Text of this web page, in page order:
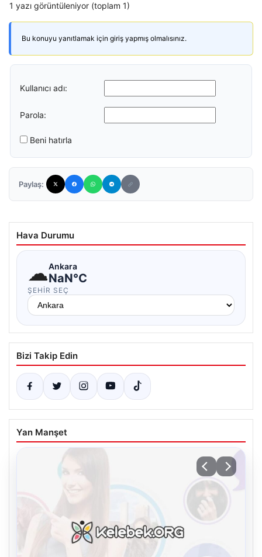
1 yazı görüntüleniyor (toplam 1)
Bu konuyu yanıtlamak için giriş yapmış olmalısınız.
Kullanıcı adı:
Parola:
Beni hatırla
Paylaş:
Hava Durumu
☁Ankara
NaN°C
ŞEHIR SEÇ
Bizi Takip Edin
Yan Manşet